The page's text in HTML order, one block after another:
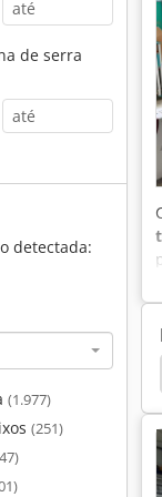
de serra
detectada:
(1.977)
(251)
Boy